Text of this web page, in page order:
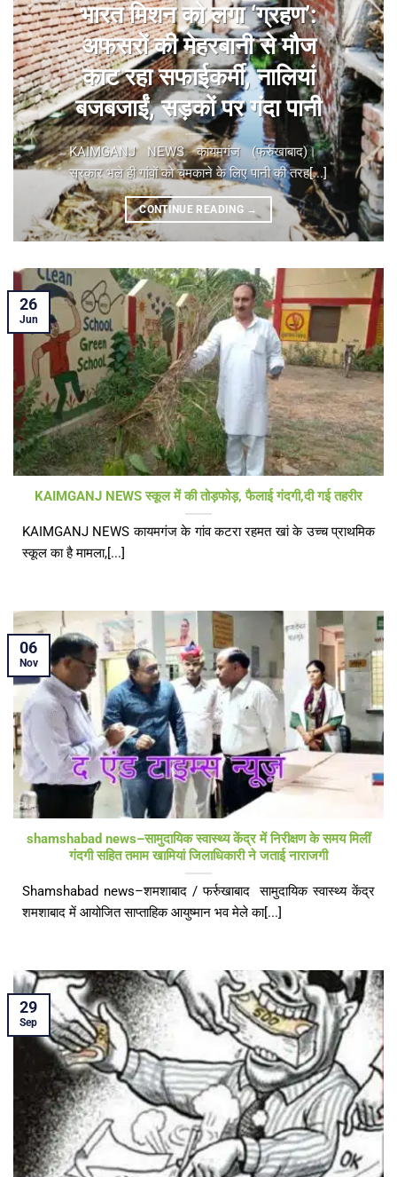
भारत मिशन को लगा ‘ग्रहण’:
अफसरों की मेहरबानी से मौज
काट रहा सफाईकर्मी, नालियां
बजबजाईं, सड़कों पर गंदा पानी
KAIMGANJ NEWS कायमगंज (फर्रुखाबाद)। ​
सरकार भले ही गांवों को चमकाने के लिए पानी की तरह[...]
CONTINUE READING →
KAIMGANJ NEWS स्कूल में की तोड़फोड़, फैलाई गंदगी,दी गई तहरीर
KAIMGANJ NEWS कायमगंज के गांव कटरा रहमत खां के उच्च प्राथमिक
स्कूल का है मामला,[...]
26
Jun
shamshabad news–सामुदायिक स्वास्थ्य केंद्र में निरीक्षण के समय मिलीं
गंदगी सहित तमाम खामियां जिलाधिकारी ने जताई नाराजगी
Shamshabad news–शमशाबाद / फर्रुखाबाद सामुदायिक स्वास्थ्य केंद्र
शमशाबाद में आयोजित साप्ताहिक आयुष्मान भव मेले का[...]
06
Nov
29
Sep